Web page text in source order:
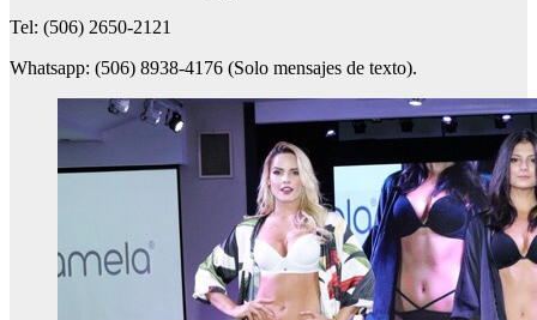
Tel: (506) 2650-2121
Whatsapp: (506) 8938-4176 (Solo mensajes de texto).